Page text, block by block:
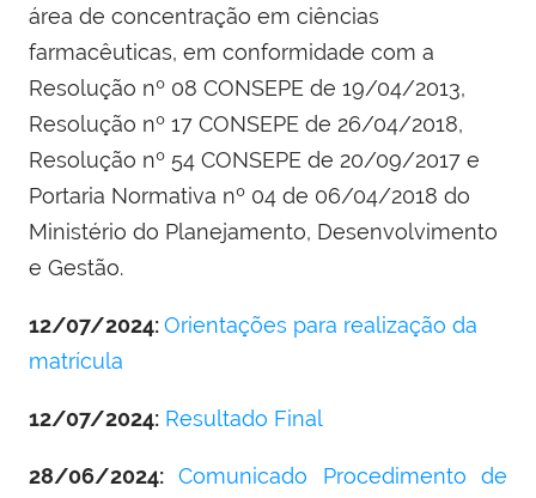
área de concentração em ciências
farmacêuticas, em conformidade com a
Resolução nº 08 CONSEPE de 19/04/2013,
Resolução nº 17 CONSEPE de 26/04/2018,
Resolução nº 54 CONSEPE de 20/09/2017 e
Portaria Normativa nº 04 de 06/04/2018 do
Ministério do Planejamento, Desenvolvimento
e Gestão.
12/07/2024:Orientações para realização da
matrícula
12/07/2024: Resultado Final
28/06/2024: Comunicado Procedimento de